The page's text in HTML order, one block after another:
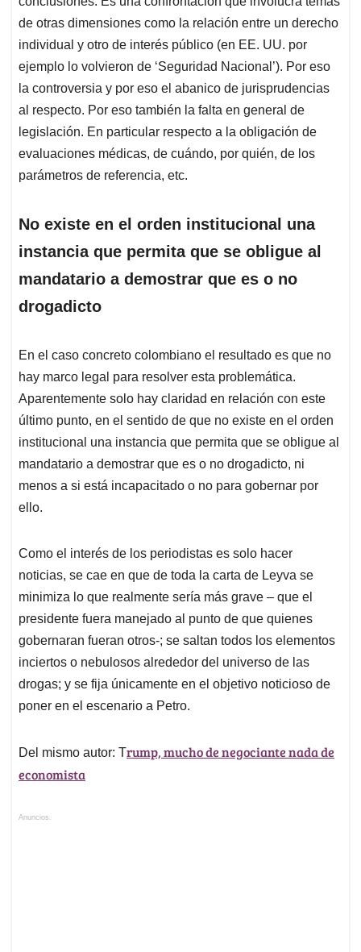
de otras dimensiones como la relación entre un derecho
individual y otro de interés público (en EE. UU. por
ejemplo lo volvieron de ‘Seguridad Nacional’). Por eso
la controversia y por eso el abanico de jurisprudencias
al respecto. Por eso también la falta en general de
legislación. En particular respecto a la obligación de
evaluaciones médicas, de cuándo, por quién, de los
parámetros de referencia, etc.
No existe en el orden institucional una
instancia que permita que se obligue al
mandatario a demostrar que es o no
drogadicto
En el caso concreto colombiano el resultado es que no
hay marco legal para resolver esta problemática.
Aparentemente solo hay claridad en relación con este
último punto, en el sentido de que no existe en el orden
institucional una instancia que permita que se obligue al
mandatario a demostrar que es o no drogadicto, ni
menos a si está incapacitado o no para gobernar por
ello.
Como el interés de los periodistas es solo hacer
noticias, se cae en que de toda la carta de Leyva se
minimiza lo que realmente sería más grave – que el
presidente fuera manejado al punto de que quienes
gobernaran fueran otros-; se saltan todos los elementos
inciertos o nebulosos alrededor del universo de las
drogas; y se fija únicamente en el objetivo noticioso de
poner en el escenario a Petro.
Del mismo autor: Trump, mucho de negociante nada de
economista
Anuncios.